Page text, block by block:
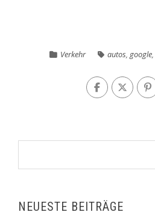
Verkehr autos, google,
NEUESTE BEITRÄGE